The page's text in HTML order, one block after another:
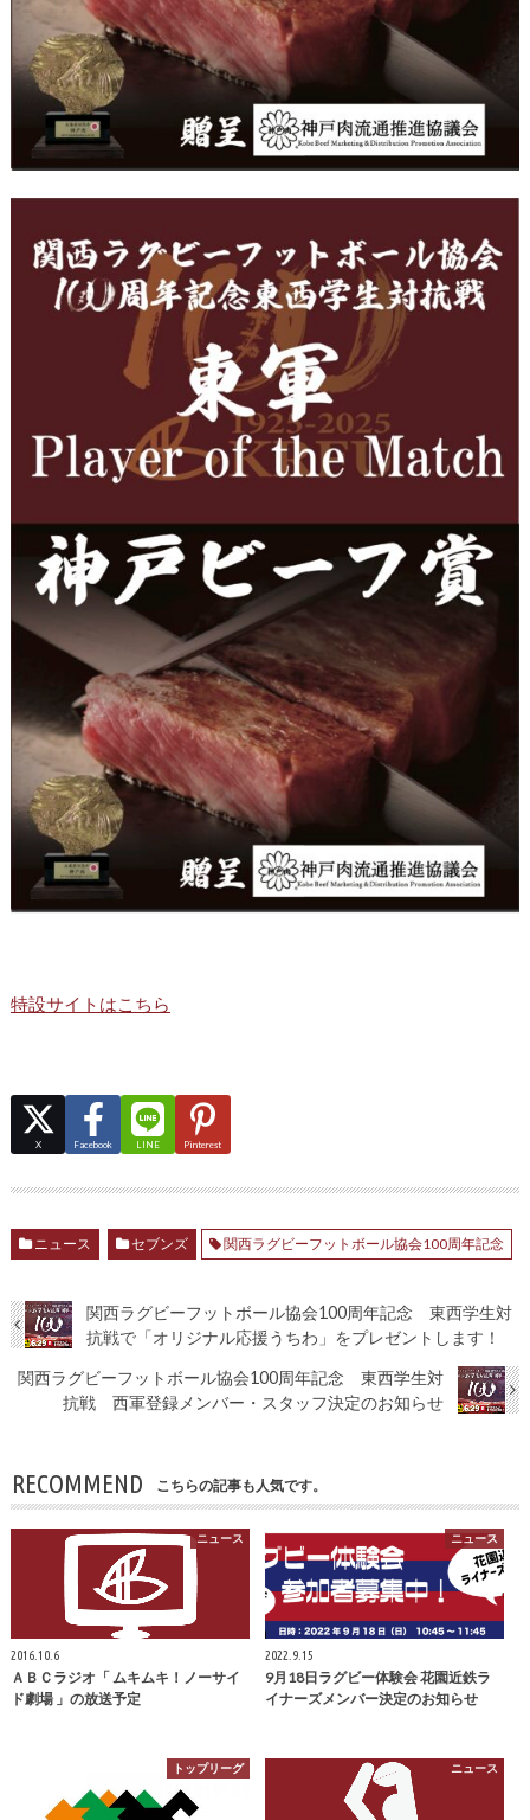
特設サイトはこちら
X Facebook LINE Pinterest
ニュース セブンズ 関西ラグビーフットボール協会100周年記念
関西ラグビーフットボール協会100周年記念 東西学生対
抗戦で「オリジナル応援うちわ」をプレゼントします！
関西ラグビーフットボール協会100周年記念 東西学生対
抗戦 西軍登録メンバー・スタッフ決定のお知らせ
RECOMMEND こちらの記事も人気です。
ニュース
2016.10.6
ＡＢＣラジオ「 ムキムキ！ノーサイ
ド劇場 」の放送予定
ニュース
2022.9.15
9月18日ラグビー体験会 花園近鉄ラ
イナーズメンバー決定のお知らせ
トップリーグ ニュース